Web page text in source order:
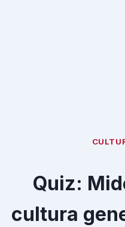
Quiz:
cultura